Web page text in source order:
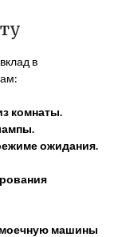
в
комнаты.
ожидания.
машины